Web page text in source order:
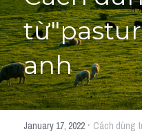
Adj
Idiom
Khác
Từ vựng theo topic
anh
January 17, 2022 · Cách dùng